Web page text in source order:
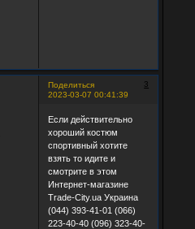
Поделиться
3
2023-03-07 00:41:39
Если действительно
хороший костюм
спортивный хотите
взять то идите и
смотрите в этом
Интернет-магазине
Trade-City.ua Украина
(044) 393-41-01 (066)
223-40-40 (096) 323-40-